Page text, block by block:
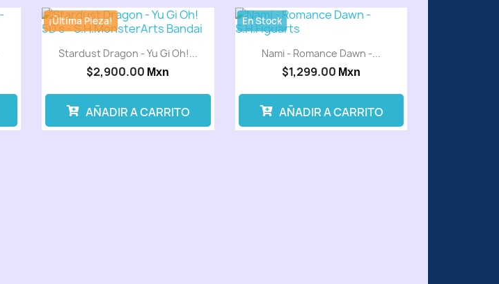
Stardust Dragon - Yu Gi Oh!...
$2,900.00 Mxn
¡Última Pieza!
AÑADIR A CARRITO
Nami - Romance Dawn -...
$1,299.00 Mxn
En Stock
AÑADIR A CARRITO